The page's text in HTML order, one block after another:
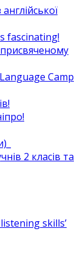
fascinating!
Camp
2 класів та
skills’